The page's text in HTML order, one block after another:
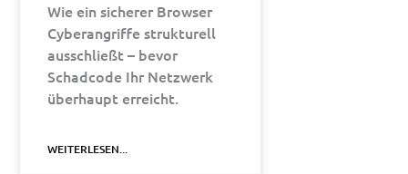
Wie ein sicherer Browser
Cyberangriffe strukturell
ausschließt – bevor
Schadcode Ihr Netzwerk
überhaupt erreicht.
WEITERLESEN...